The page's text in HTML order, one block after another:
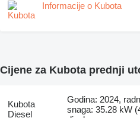
Informacije o Kubota
Cijene za Kubota prednji
Kubota
Diesel
Godina: 2024,
snaga: 35.28 kW